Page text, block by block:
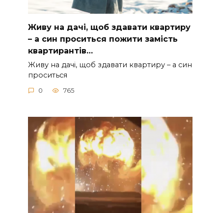
Живу на дачі, щоб здавати квартиру
– а син проситься пожити замість
квартирантів…
Живу на дачі, щоб здавати квартиру – а син
проситься
0 765